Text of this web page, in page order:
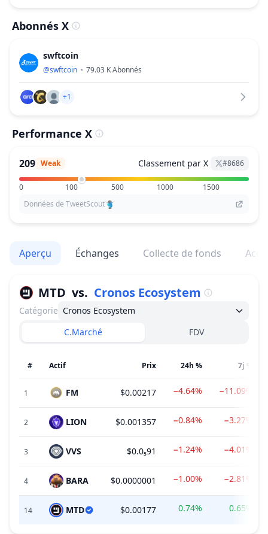
Abonnés X
swftcoin
@swftcoin 79.03 KAbonnés
+1
Performance X
209 Weak Classement par X #8686
0 100 500 1000
1500
Données de TweetScout
Aperçu Échanges Collecte de fonds
MTD vs. Cronos Ecosystem
Catégorie Cronos Ecosystem
C.Marché
FDV
# Actif Prix 24h % 7j %
1 FM $0.00217 −4.64% −11.09%
2 LION $0.001357 −0.84% −3.27%
3 VVS $0.0₅91 −1.24% −4.01%
4 BARA $0.0000001 −1.00% −2.81%
14 MTD $0.00177 0.74% 0.65%